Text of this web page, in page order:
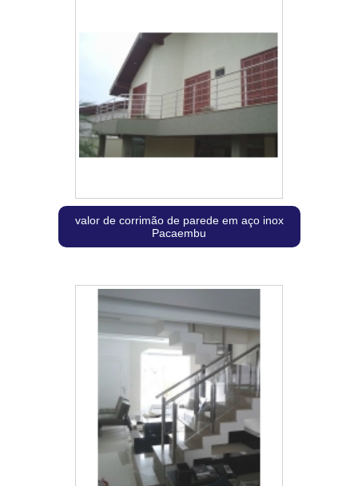
valor de corrimão de parede em aço inox
Pacaembu